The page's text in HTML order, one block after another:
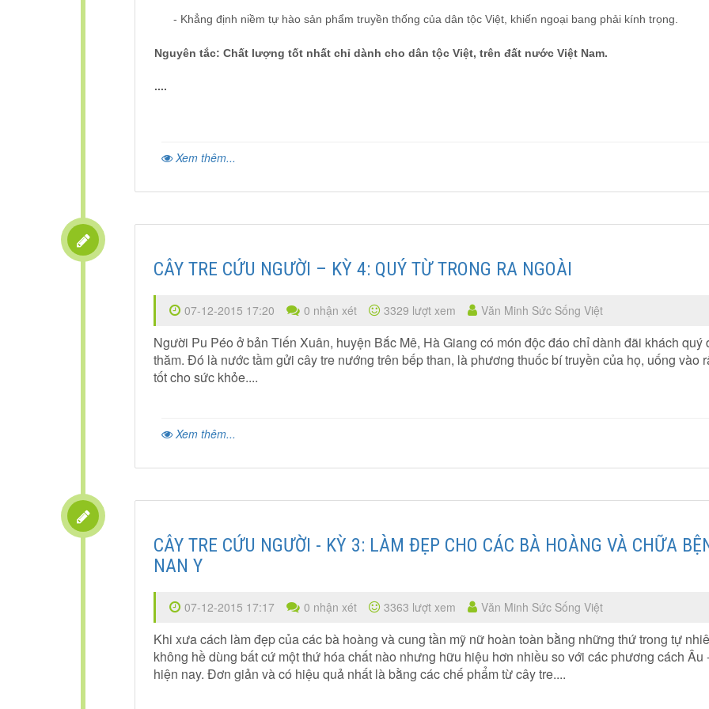
- Khẳng định niềm tự hào sản phẩm truyền thống của dân tộc Việt, khiến ngoại bang phải kính trọng.
Nguyên tắc: Chất lượng tốt nhất chỉ dành cho dân tộc Việt, trên đất nước Việt Nam.
....
Xem thêm...
CÂY TRE CỨU NGƯỜI – KỲ 4: QUÝ TỪ TRONG RA NGOÀI
07-12-2015 17:20 0 nhận xét 3329 lượt xem Văn Minh Sức Sống Việt
Người Pu Péo ở bản Tiến Xuân, huyện Bắc Mê, Hà Giang có món độc đáo chỉ dành đãi khách quý
thăm. Đó là nước tầm gửi cây tre nướng trên bếp than, là phương thuốc bí truyền của họ, uống vào
tốt cho sức khỏe....
Xem thêm...
CÂY TRE CỨU NGƯỜI - KỲ 3: LÀM ĐẸP CHO CÁC BÀ HOÀNG VÀ CHỮA
NAN Y
07-12-2015 17:17 0 nhận xét 3363 lượt xem Văn Minh Sức Sống Việt
Khi xưa cách làm đẹp của các bà hoàng và cung tần mỹ nữ hoàn toàn bằng những thứ trong tự
không hề dùng bất cứ một thứ hóa chất nào nhưng hữu hiệu hơn nhiều so với các phương cách Âu
hiện nay. Đơn giản và có hiệu quả nhất là bằng các chế phẩm từ cây tre....